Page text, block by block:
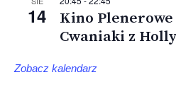
14
Kino
Cwaniaki z
Zobacz kalendarz